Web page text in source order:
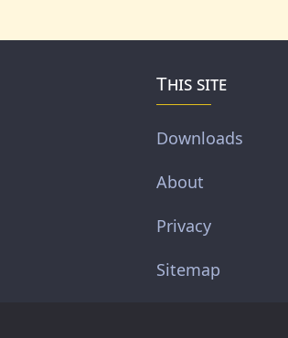
This site
Downloads
About
Privacy
Sitemap